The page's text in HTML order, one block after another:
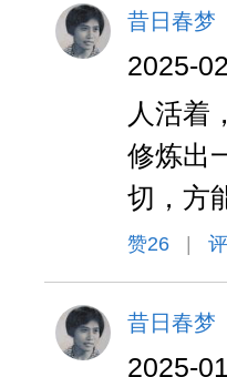
昔日春梦
2025-
人活着
修炼出
切，方
赞26
昔日春梦
2025-